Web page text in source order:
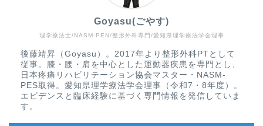
理学療法士/NASM-PEN/整形外科専門/愛知県理学療法学会理事
Goyasu(ごやす)
後藤靖昇（Goyasu）。2017年より整形外科PTとして
従事。膝・腰・肩を中心とした運動器疾患を専門とし、
日本疼痛リハビリテーション協会マスター・NASM-
PES取得。愛知県理学療法学会理事（令和7・8年度）。
エビデンスと臨床経験に基づく専門情報を発信していま
す。
疾患から探す